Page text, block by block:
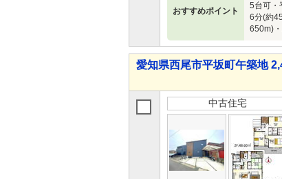
おすすめポイント
5台可・
6分(約
650m)
愛知県西尾市平坂町午築地
中古住宅